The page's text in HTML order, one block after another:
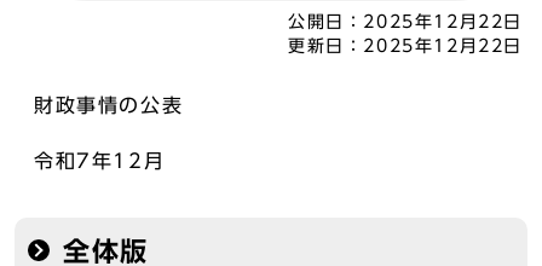
公開日： 2025年12月22日
更新日： 2025年12月22日
財政事情の公表
令和7年12月
全体版